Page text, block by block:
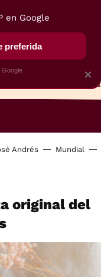
Andrés Mundial
original del
×
en Google
preferida
Google